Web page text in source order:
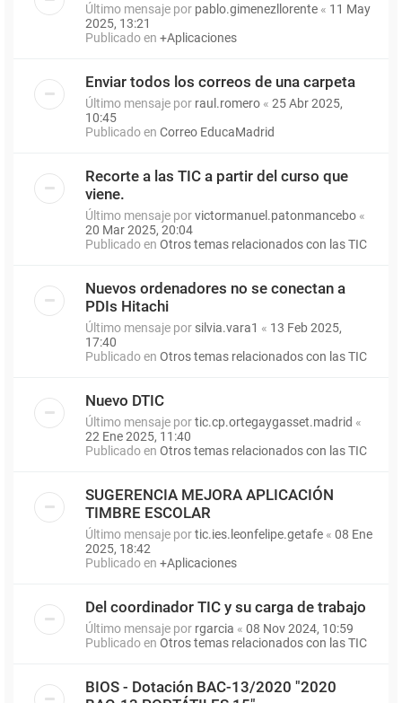
Último mensaje por pablo.gimenezllorente « 11 May
2025, 13:21
Publicado en +Aplicaciones
Enviar todos los correos de una carpeta
Último mensaje por raul.romero « 25 Abr 2025,
10:45
Publicado en Correo EducaMadrid
Recorte a las TIC a partir del curso que
viene.
Último mensaje porvictormanuel.patonmancebo «
20 Mar 2025, 20:04
Publicado en Otros temas relacionados con las TIC
Nuevos ordenadores no se conectan a
PDIs Hitachi
Último mensaje por silvia.vara1 « 13 Feb 2025,
17:40
Publicado en Otros temas relacionados con las TIC
Nuevo DTIC
Último mensaje portic.cp.ortegaygasset.madrid «
22 Ene 2025, 11:40
Publicado en Otros temas relacionados con las TIC
SUGERENCIA MEJORA APLICACIÓN
TIMBRE ESCOLAR
Último mensaje portic.ies.leonfelipe.getafe « 08 Ene
2025, 18:42
Publicado en +Aplicaciones
Del coordinador TIC y su carga de trabajo
Último mensaje por rgarcia « 08 Nov 2024, 10:59
Publicado en Otros temas relacionados con las TIC
BIOS - Dotación BAC-13/2020 "2020